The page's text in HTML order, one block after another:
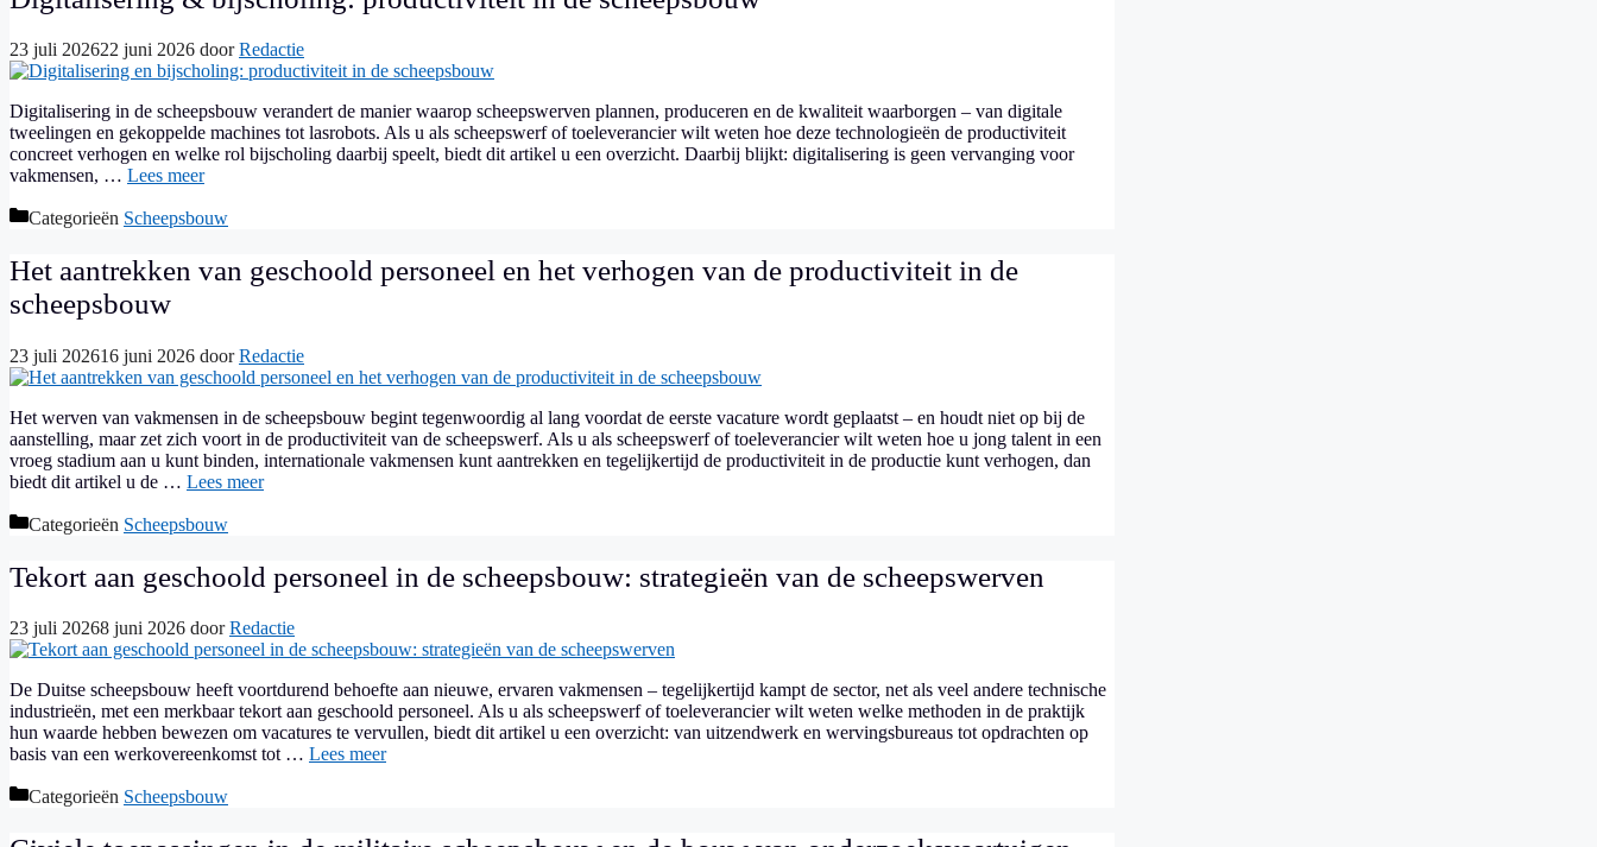
23 juli 202622 juni 2026 doorRedactie
Digitalisering in de scheepsbouw verandert de manier waarop scheepswerven plannen, produceren en de kwaliteit waarborgen – van digitale
tweelingen en gekoppelde machines tot lasrobots. Als u als scheepswerf of toeleverancier wilt weten hoe deze technologieën de productiviteit
concreet verhogen en welke rol bijscholing daarbij speelt, biedt dit artikel u een overzicht. Daarbij blijkt: digitalisering is geen vervanging voor
vakmensen, … Lees meer
Categorieën Scheepsbouw
Het aantrekken van geschoold personeel en het verhogen van de productiviteit in de
scheepsbouw
23 juli 202616 juni 2026 doorRedactie
Het werven van vakmensen in de scheepsbouw begint tegenwoordig al lang voordat de eerste vacature wordt geplaatst – en houdt niet op bij de
aanstelling, maar zet zich voort in de productiviteit van de scheepswerf. Als u als scheepswerf of toeleverancier wilt weten hoe u jong talent in een
vroeg stadium aan u kunt binden, internationale vakmensen kunt aantrekken en tegelijkertijd de productiviteit in de productie kunt verhogen, dan
biedt dit artikel u de … Lees meer
Categorieën Scheepsbouw
Tekort aan geschoold personeel in de scheepsbouw: strategieën van de scheepswerven
23 juli 20268 juni 2026 doorRedactie
De Duitse scheepsbouw heeft voortdurend behoefte aan nieuwe, ervaren vakmensen – tegelijkertijd kampt de sector, net als veel andere technische
industrieën, met een merkbaar tekort aan geschoold personeel. Als u als scheepswerf of toeleverancier wilt weten welke methoden in de praktijk
hun waarde hebben bewezen om vacatures te vervullen, biedt dit artikel u een overzicht: van uitzendwerk en wervingsbureaus tot opdrachten op
basis van een werkovereenkomst tot … Lees meer
Categorieën Scheepsbouw